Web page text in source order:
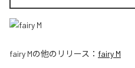
fairy Mの他のリリース： fairy M